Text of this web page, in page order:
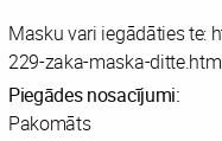
Masku vari iegādāties te:
229-zaka-maska-
Piegādes nosacījumi:
Pakomāts